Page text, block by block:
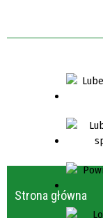
Strona główna